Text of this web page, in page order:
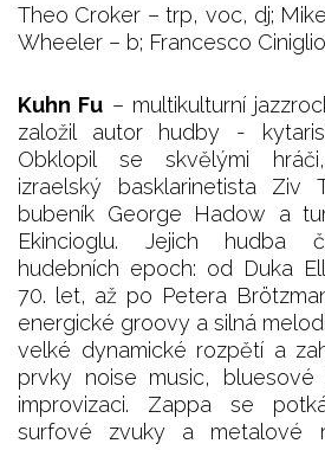
Theo Croker – trp, voc, dj;
Wheeler – b; Francesco
Kuhn Fu – multikulturní
založil autor hudby -
Obklopil se skvělými
izraelský basklarinetista Ziv
bubeník George Hadow a
Ekincioglu. Jejich hudba
hudebních epoch: od Duka
70. let, až po Petera
energické groovy a silná
velké dynamické rozpětí a
prvky noise music,
improvizaci. Zappa se
surfové zvuky a metalové